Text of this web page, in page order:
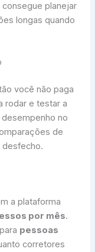
planejar
longas quando
você não paga
rodar e testar a
no
de
desfecho.
a plataforma
por mês.
pessoas
corretores